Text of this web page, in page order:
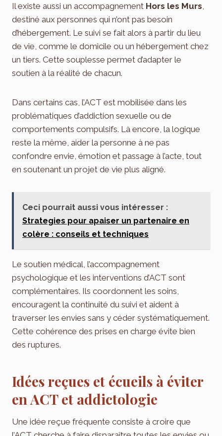
Il existe aussi un accompagnement Hors les Murs
destiné aux personnes qui n’ont pas besoin
d’hébergement. Le suivi se fait alors à partir du lieu
de vie, comme le domicile ou un hébergement chez
un tiers. Cette souplesse permet d’adapter le
soutien à la réalité de chacun.
Dans certains cas, l’ACT est mobilisée dans les
problématiques d’addiction sexuelle ou de
comportements compulsifs. Là encore, la logique
reste la même, aider la personne à ne pas
confondre envie, émotion et passage à l’acte, tout
en soutenant un projet de vie plus aligné.
Ceci pourrait aussi vous intéresser :
Strategies pour apaiser un partenaire en
colère : conseils et techniques
Le soutien médical, l’accompagnement
psychologique et les interventions d’ACT sont
complémentaires. Ils coordonnent les soins,
encouragent la continuité du suivi et aident à
traverser les envies sans y céder systématiquement.
Cette cohérence des prises en charge évite bien
des ruptures.
Idées reçues et écueils à éviter
en ACT et addictologie
Une idée reçue fréquente consiste à croire que